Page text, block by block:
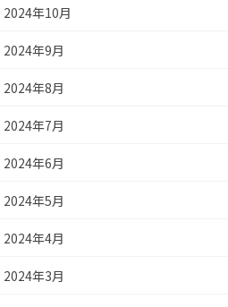
2024年10月
2024年9月
2024年8月
2024年7月
2024年6月
2024年5月
2024年4月
2024年3月